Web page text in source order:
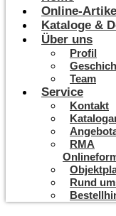
Online-
Kataloge &
Über uns
Profil
Team
Service
Kontakt
RMA
Rund